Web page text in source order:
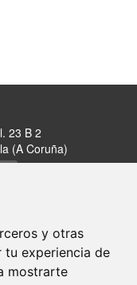
y otras
tu experiencia de
mostrarte
23 B 2
(A Coruña)